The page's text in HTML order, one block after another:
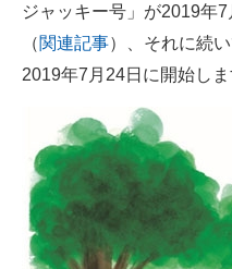
スマホと通信の最新トレンド
進化するPCとデバイスの未来
ビジネスと働き方のヒント
AI活用のいまが分かる
企業ITのトレンドを詳説
ジャッキー号」が2019年
（関連記事）、それに続
2019年7月24日に開始しま